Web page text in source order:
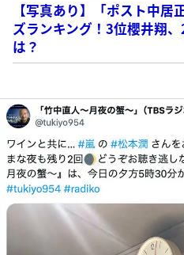
【写真あり】「ポスト中
ズランキング！3位櫻井翔
は？